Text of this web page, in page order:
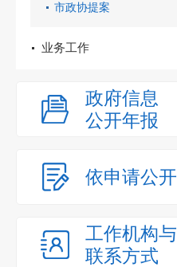
市政协提案
业务工作
政府信息
公开年报
依申请公开
工作机构与
联系方式